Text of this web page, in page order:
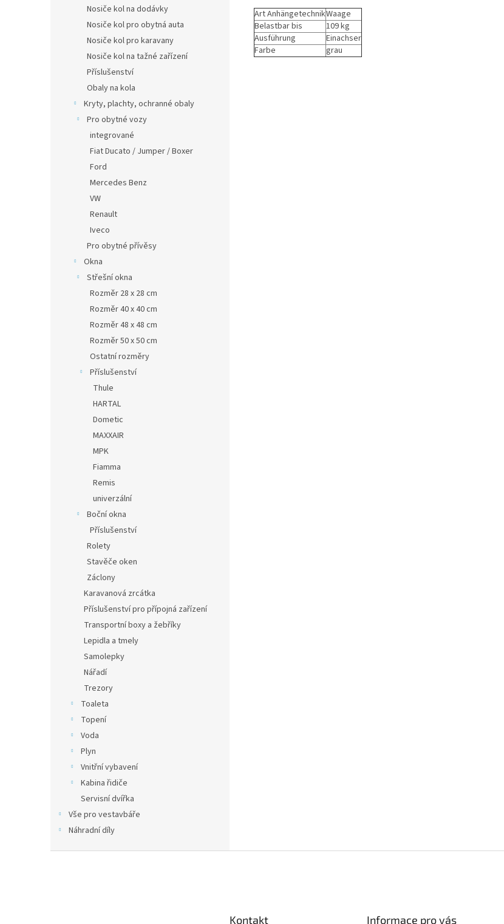
Nosiče kol na dodávky
Nosiče kol pro obytná auta
Nosiče kol pro karavany
Nosiče kol na tažné zařízení
Příslušenství
Obaly na kola
Kryty, plachty, ochranné obaly
Pro obytné vozy
integrované
Fiat Ducato / Jumper / Boxer
Ford
Mercedes Benz
VW
Renault
Iveco
Pro obytné přívěsy
Okna
Střešní okna
Rozměr 28 x 28 cm
Rozměr 40 x 40 cm
Rozměr 48 x 48 cm
Rozměr 50 x 50 cm
Ostatní rozměry
Příslušenství
Thule
HARTAL
Dometic
MAXXAIR
MPK
Fiamma
Remis
univerzální
Boční okna
Příslušenství
Rolety
Stavěče oken
Záclony
Karavanová zrcátka
Příslušenství pro přípojná zařízení
Transportní boxy a žebříky
Lepidla a tmely
Samolepky
Nářadí
Trezory
Toaleta
Topení
Voda
Plyn
Vnitřní vybavení
Kabina řidiče
Servisní dvířka
Vše pro vestavbáře
Náhradní díly
Art AnhängetechnikWaage
Belastbar bis
109 kg
Ausführung
Einachser
Farbe
grau
Kontakt Informace pro vás